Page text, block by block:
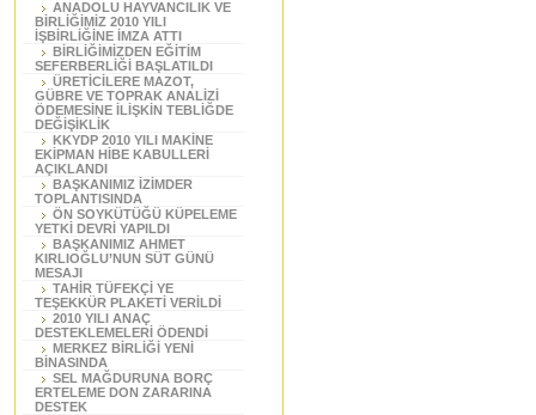
ANADOLU HAYVANCILIK VE
BİRLİĞİMİZ 2010 YILI
İŞBİRLİĞİNE İMZA ATTI
BİRLİĞİMİZDEN EĞİTİM
SEFERBERLİĞİ BAŞLATILDI
ÜRETİCİLERE MAZOT,
GÜBRE VE TOPRAK ANALİZİ
ÖDEMESİNE İLİŞKİN TEBLİĞDE
DEĞİŞİKLİK
KKYDP 2010 YILI MAKİNE
EKİPMAN HİBE KABULLERİ
AÇIKLANDI
BAŞKANIMIZ İZİMDER
TOPLANTISINDA
ÖN SOYKÜTÜĞÜ KÜPELEME
YETKİ DEVRİ YAPILDI
BAŞKANIMIZ AHMET
KIRLIOĞLU’NUN SÜT GÜNÜ
MESAJI
TAHİR TÜFEKÇİ YE
TEŞEKKÜR PLAKETİ VERİLDİ
2010 YILI ANAÇ
DESTEKLEMELERİ ÖDENDİ
MERKEZ BİRLİĞİ YENİ
BİNASINDA
SEL MAĞDURUNA BORÇ
ERTELEME DON ZARARINA
DESTEK